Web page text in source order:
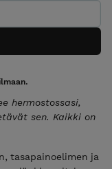
hermostossasi,
sen. Kaikki on
tasapainoelimen ja